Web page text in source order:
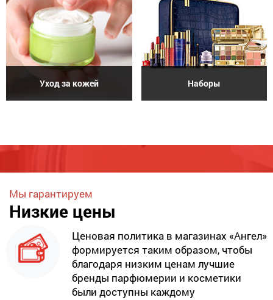
Уход за кожей Наборы
Мы гарантируем
Низкие цены
Ценовая политика в магазинах «Ангел»
формируется таким образом, чтобы
благодаря низким ценам лучшие
бренды парфюмерии и косметики
были доступны каждому